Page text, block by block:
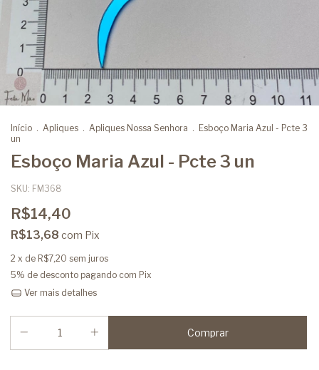
Início . Apliques . Apliques Nossa Senhora . Esboço Maria Azul - Pcte 3
un
Esboço Maria Azul - Pcte 3 un
SKU: FM368
R$14,40
R$13,68 com Pix
2 x de R$7,20 sem juros
5% de desconto pagando com Pix
Ver mais detalhes